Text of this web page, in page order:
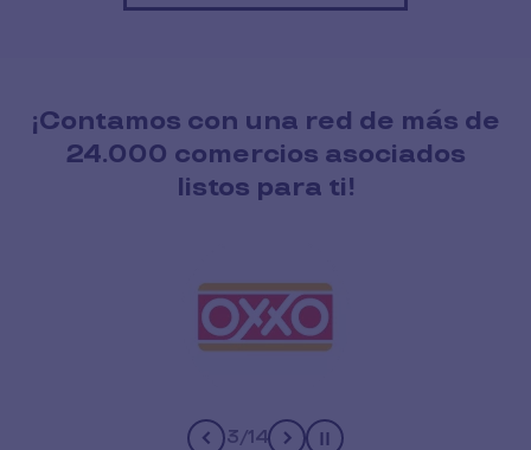
¡Contamos con una red de más de
24.000 comercios asociados
listos para ti!
3/14